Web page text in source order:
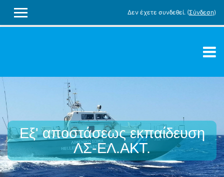
ΠΛΕΥΡΙΚΌΣ ΠΊΝΑΚΑΣ
Δεν έχετε συνδεθεί. (Σύνδεση)
Εξ'
εκπαίδευση
ΛΣ-ΕΛ.ΑΚΤ.